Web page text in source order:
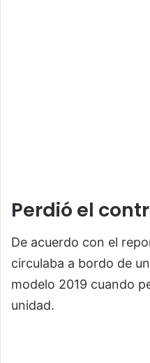
Perdió el
De acuerdo con el
circulaba a bordo de
modelo 2019 cuando
unidad.